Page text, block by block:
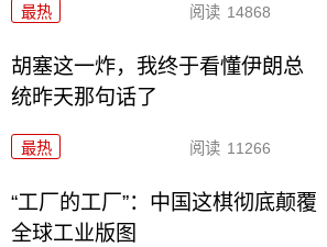
最热 阅读 14868
胡塞这一炸，我终于看懂伊朗总
统昨天那句话了
最热 阅读 11266
“工厂的工厂”：中国这棋彻底颠覆
全球工业版图